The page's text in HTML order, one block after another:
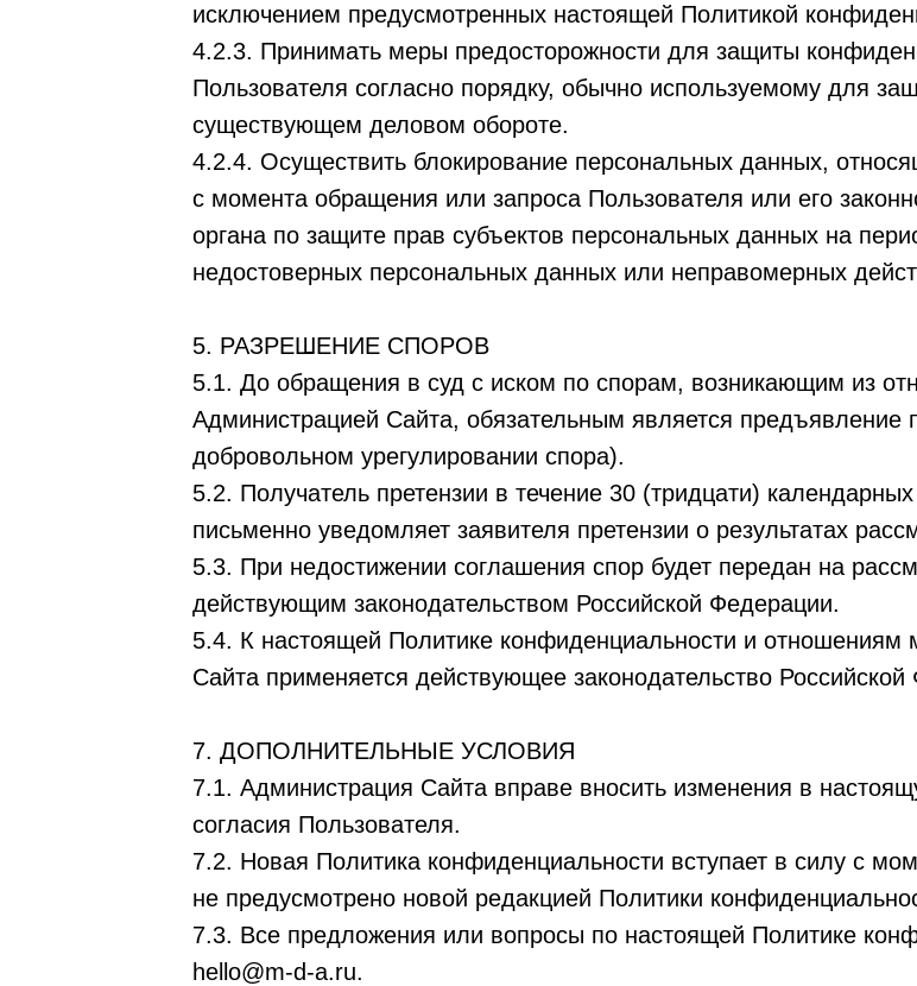
исключением предусмотренных настоящей Политикой
4.2.3. Принимать меры предосторожности для защиты
Пользователя согласно порядку, обычно используемому для
существующем деловом обороте.
4.2.4. Осуществить блокирование персональных данных,
с момента обращения или запроса Пользователя или его
органа по защите прав субъектов персональных данных на
недостоверных персональных данных или неправомерных
5. РАЗРЕШЕНИЕ СПОРОВ
5.1. До обращения в суд с иском по спорам, возникающим из
Администрацией Сайта, обязательным является предъявление
добровольном урегулировании спора).
5.2. Получатель претензии в течение 30 (тридцати)
письменно уведомляет заявителя претензии о результатах
5.3. При недостижении соглашения спор будет передан на
действующим законодательством Российской Федерации.
5.4. К настоящей Политике конфиденциальности и
Сайта применяется действующее законодательство
7. ДОПОЛНИТЕЛЬНЫЕ УСЛОВИЯ
7.1. Администрация Сайта вправе вносить изменения в
согласия Пользователя.
7.2. Новая Политика конфиденциальности вступает в силу с
не предусмотрено новой редакцией Политики
7.3. Все предложения или вопросы по настоящей Политике
hello@m-d-a.ru.